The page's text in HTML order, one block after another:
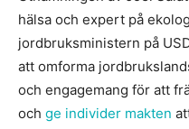
hälsa och expert på
jordbruksministern på
att omforma
och engagemang för att
och ge individer makten